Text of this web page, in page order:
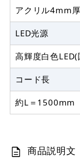
アクリル4mm
LED光源
高輝度白色
コード長
約L＝1500mm
商品説明文